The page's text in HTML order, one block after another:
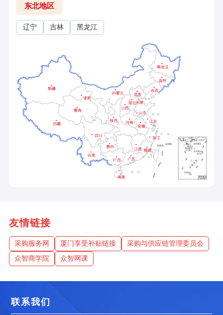
东北地区
辽宁 吉林 黑龙江
友情链接
采购服务网 厦门享受补贴链接
采购与供应链管理委员会
众智商学院
众智网课
联系我们